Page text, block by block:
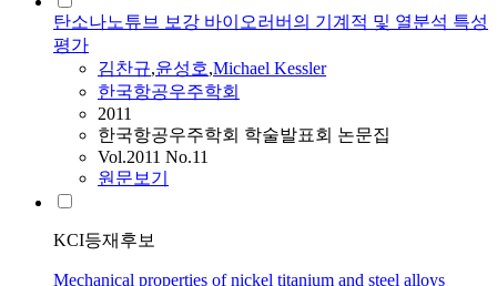
탄소나노튜브 보강 바이오러버의 기계적 및 열분석 특성
평가
김찬규,윤성호,Michael Kessler
한국항공우주학회
2011
한국항공우주학회 학술발표회 논문집
Vol.2011 No.11
원문보기
KCI등재후보
Mechanical properties of nickel titanium and steel alloys